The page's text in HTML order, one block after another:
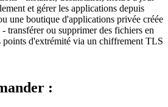
et gérer les applications depuis
une boutique d'applications privée créée
transférer ou supprimer des fichiers en
points d'extrémité via un chiffrement TLS
: